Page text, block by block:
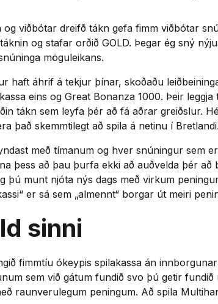
viðbótar dreifð tákn gefa fimm viðbótar
og stafar orðið GOLD. Þegar ég sný
möguleikans.
haft áhrif á tekjur þínar, skoðaðu
eins og Great Bonanza 1000. Þeir
tákn sem leyfa þér að fá aðrar greiðslur.
það skemmtilegt að spila á netinu í Bretlandi.
með tímanum og hver snúningur sem
þess að þau þurfa ekki að auðvelda þér
þú munt njóta nýs dags með virkum
er sá sem „almennt“ borgar út meiri
sinni
fimmtíu ókeypis spilakassa án
sem við gátum fundið svo þú getir
raunverulegum peningum. Að spila